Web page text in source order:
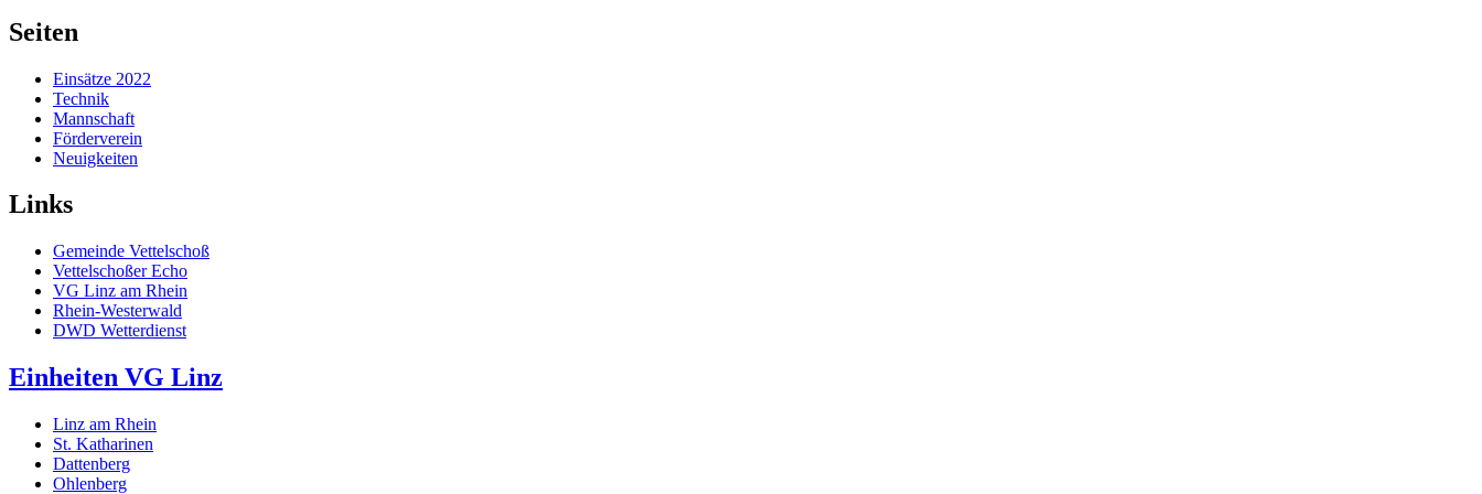
Seiten
Einsätze 2022
Technik
Mannschaft
Förderverein
Neuigkeiten
Links
Gemeinde Vettelschoß
Vettelschoßer Echo
VG Linz am Rhein
Rhein-Westerwald
DWD Wetterdienst
Einheiten VG Linz
Linz am Rhein
St. Katharinen
Dattenberg
Ohlenberg